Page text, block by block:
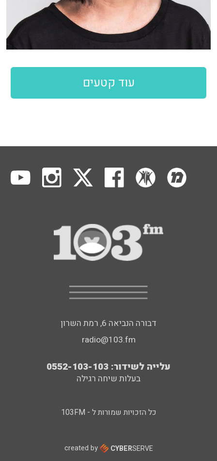
עוד קטעים
דבורה הנביאה 6, רמת השרון
radio@103.fm
עלייה לשידור: 0552-103-103
בעלות שיחה רגילה
כל הזכויות שמורות ל - 103FM
created by CYBERSERVE